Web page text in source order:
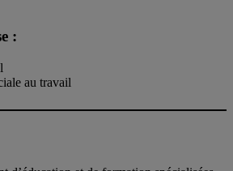
:
au travail